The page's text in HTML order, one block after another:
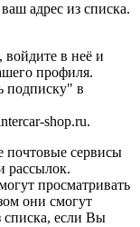
адрес из списка.
войдите в неё и
профиля.
подписку" в
shop.ru.
почтовые сервисы
рассылок.
просматривать
они смогут
списка, если Вы